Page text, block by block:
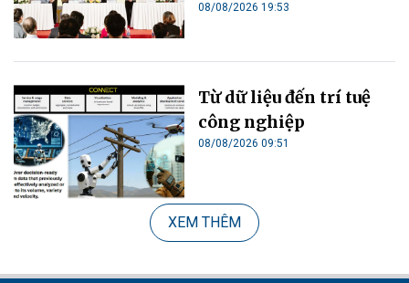
08/08/2026 19:53
Từ dữ liệu đến trí tuệ
công nghiệp
08/08/2026 09:51
XEM THÊM